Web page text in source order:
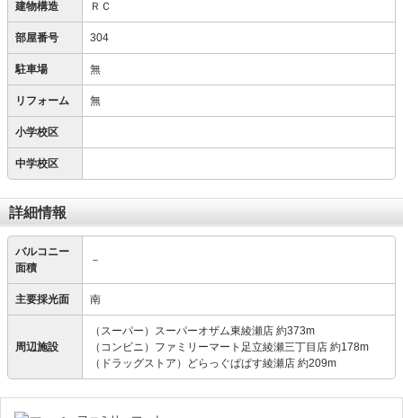
建物構造 ＲＣ
部屋番号 304
駐車場 無
リフォーム 無
小学校区
中学校区
詳細情報
バルコニー
面積
－
主要採光面 南
周辺施設
（スーパー）スーパーオザム東綾瀬店 約373m
（コンビニ）ファミリーマート足立綾瀬三丁目店 約178m
（ドラッグストア）どらっぐぱぱす綾瀬店 約209m